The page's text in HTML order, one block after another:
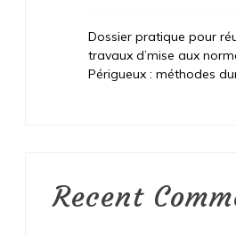
Dossier pratique pour
travaux d’mise aux
Périgueux : méthodes
Recent